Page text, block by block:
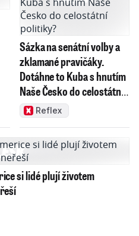
Sázka na senátní volby a
zklamané pravičáky.
Dotáhne to Kuba s hnutím
Naše Česko do celostátní
politiky?
Reflex
si lidé plují životem